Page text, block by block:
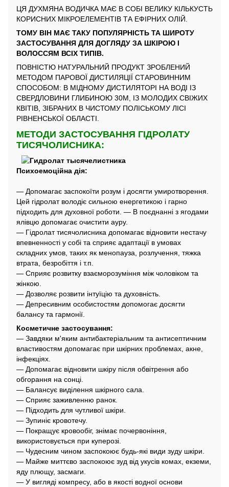
ЦЯ ДУХМЯНА ВОДИЧКА МАЄ В СОБІ ВЕЛИКУ КІЛЬКУСТЬ
КОРИСНИХ МІКРОЕЛЕМЕНТІВ ТА ЕФІРНИХ ОЛІЙ.
ТОМУ ВІН МАЄ ТАКУ ПОПУЛЯРНІСТЬ ТА ШИРОТУ
ЗАСТОСУВАННЯ ДЛЯ ДОГЛЯДУ ЗА ШКІРОЮ І
ВОЛОССЯМ ВСІХ ТИПІВ.
ПОВНІСТЮ НАТУРАЛЬНИЙ ПРОДУКТ ЗРОБЛЕНИЙ
МЕТОДОМ ПАРОВОЇ ДИСТИЛЯЦІЇ СТАРОВИННИМ
СПОСОБОМ: В МІДНОМУ ДИСТИЛЯТОРІ НА ВОДІ ІЗ
СВЕРДЛОВИНИ ГЛИБИНОЮ 30М, ІЗ МОЛОДИХ СВІЖИХ
КВІТІВ, ЗІБРАНИХ В ЧИСТОМУ ПОЛІСЬКОМУ ЛІСІ
РІВНЕНСЬКОЇ ОБЛАСТІ.
МЕТОДИ ЗАСТОСУВАННЯ ГІДРОЛАТУ
ТИСЯЧОЛИСНИКА:
Психоемоційна дія:
— Допомагає заспокоїти розум і досягти умиротворення.
Цей гідролат володіє сильною енергетикою і гарно
підходить для духовної роботи. — В поєднанні з ягодами
ялівцю допомагає очистити ауру.
— Гідролат тисячолисника допомагає відновити нестачу
впевненності у собі та сприяє адаптації в умовах
складних умов, таких як менопауза, розлучення, тяжка
втрата, безробіття і т.п.
— Сприяє розвитку взаєморозуміння між чоловіком та
жінкою.
— Дозволяє розвити інтуїцію та духовність.
— Депресивним особистостям допомогає досягти
балансу та гармонії.
Косметичне застосування:
— Завдяки м'яким антибактеріальним та антисептичним
властивостям допомагає при шкірних проблемах, акне,
інфекціях.
— Допомагає відновити шкіру після обвітрення або
обгорання на сонці.
— Балансує виділення шкірного сала.
— Сприяє заживленню ранок.
— Підходить для чутливої шкіри.
— Зупиніє кровотечу.
— Покращує кровообіг, знімає почервоніння,
використовується при куперозі.
— Чудесним чином заспокоює будь-які види зуду шкіри.
— Майже миттєво заспокоює зуд від укусів комах, екземи,
яду плющу, засмаги.
— У вигляді компресу, або в якості водної основи